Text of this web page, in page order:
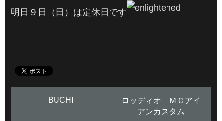
明日９日（日）は定休日です
BUCHI
ロッディオ ＭＣアイ
アンカスタム